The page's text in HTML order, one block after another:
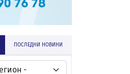
ПОСЛЕДНИ НОВИНИ